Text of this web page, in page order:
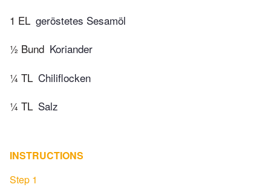
1 EL geröstetes Sesamöl
½ Bund Koriander
¼ TL Chiliflocken
¼ TL Salz
INSTRUCTIONS
Step 1